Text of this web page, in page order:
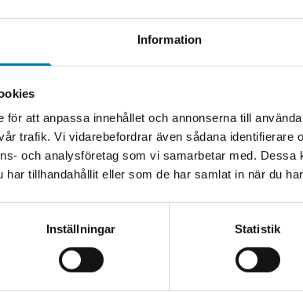
Information
för att anpassa innehållet och annonserna till
trafik. Vi vidarebefordrar även sådana identifierare
och analysföretag som vi samarbetar med. Dessa
har tillhandahållit eller som de har samlat in när du
Inställningar Statistik